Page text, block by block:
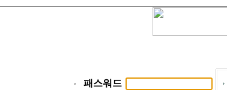
패스워드